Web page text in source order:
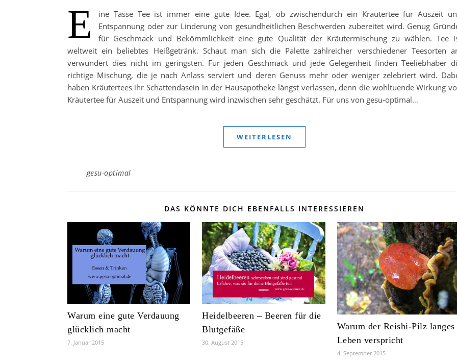
E
ine Tasse Tee ist immer eine gute Idee. Egal, ob zwischendurch ein Kräutertee für Auszeit
Entspannung oder zur Linderung von gesundheitlichen Beschwerden zubereitet wird. Genug
für Geschmack und Bekömmlichkeit eine gute Qualität der Kräutermischung zu wählen. Tee
weltweit ein beliebtes Heißgetränk. Schaut man sich die Palette zahlreicher verschiedener Teesorten
verwundert dies nicht im geringsten. Für jeden Geschmack und jede Gelegenheit finden Teeliebhaber
richtige Mischung, die je nach Anlass serviert und deren Genuss mehr oder weniger zelebriert wird.
haben Kräutertees ihr Schattendasein in der Hausapotheke längst verlassen, denn die wohltuende Wirkung
Kräutertee für Auszeit und Entspannung wird inzwischen sehr geschätzt. Für uns von gesu-optimal…
WEITERLESEN
gesu-optimal
DAS KÖNNTE DICH EBENFALLS INTERESSIEREN
Warum eine gute Verdauung
glücklich macht
7. Januar 2015
Heidelbeeren – Beeren für die
Blutgefäße
30. August 2015
Warum der Reishi-Pilz langes
Leben verspricht
4. September 2015